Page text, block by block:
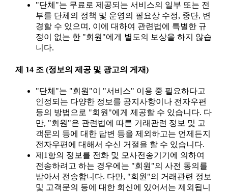
"단체"는 무료로 제공되는 서비스의 일부 또는 전
부를 단체의 정책 및 운영의 필요상 수정, 중단, 변
경할 수 있으며, 이에 대하여 관련법에 특별한 규
정이 없는 한 "회원"에게 별도의 보상을 하지 않습
니다.
제 14 조 (정보의 제공 및 광고의 게재)
"단체"는 "회원"이 "서비스" 이용 중 필요하다고
인정되는 다양한 정보를 공지사항이나 전자우편
등의 방법으로 "회원"에게 제공할 수 있습니다. 다
만, "회원"은 관련법에 따른 거래관련 정보 및 고
객문의 등에 대한 답변 등을 제외하고는 언제든지
전자우편에 대해서 수신 거절을 할 수 있습니다.
제1항의 정보를 전화 및 모사전송기기에 의하여
전송하려고 하는 경우에는 "회원"의 사전 동의를
받아서 전송합니다. 다만, "회원"의 거래관련 정보
및 고객문의 등에 대한 회신에 있어서는 제외됩니